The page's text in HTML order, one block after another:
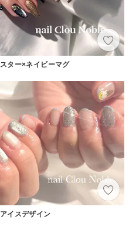
スター×ネイビーマグ
アイスデザイン